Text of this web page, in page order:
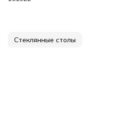
Стеклянные столы